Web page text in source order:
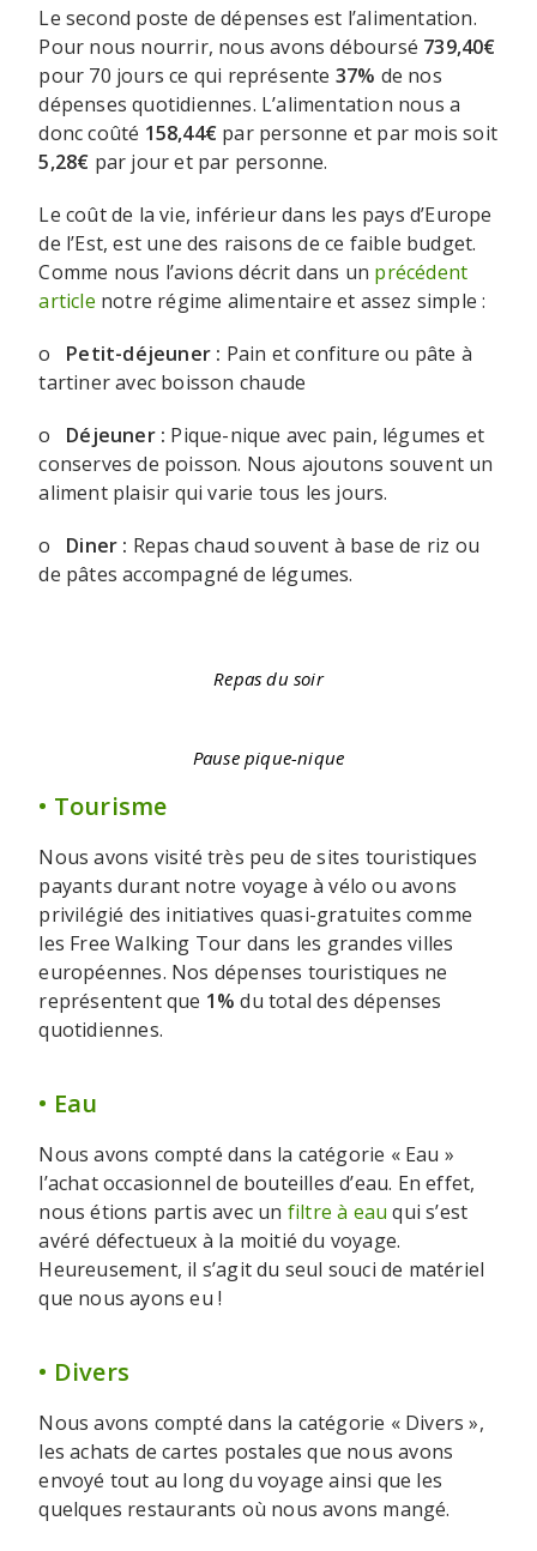
Le second poste de dépenses est l’alimentation.
Pour nous nourrir, nous avons déboursé 739,40€
pour 70 jours ce qui représente 37% de nos
dépenses quotidiennes. L’alimentation nous a
donc coûté 158,44€ par personne et par mois soit
5,28€ par jour et par personne.
Le coût de la vie, inférieur dans les pays d’Europe
de l’Est, est une des raisons de ce faible budget.
Comme nous l’avions décrit dans un précédent
article notre régime alimentaire et assez simple :
o Petit-déjeuner : Pain et confiture ou pâte à
tartiner avec boisson chaude
o Déjeuner : Pique-nique avec pain, légumes et
conserves de poisson. Nous ajoutons souvent un
aliment plaisir qui varie tous les jours.
o Diner : Repas chaud souvent à base de riz ou
de pâtes accompagné de légumes.
Repas du soir
Pause pique-nique
• Tourisme
Nous avons visité très peu de sites touristiques
payants durant notre voyage à vélo ou avons
privilégié des initiatives quasi-gratuites comme
les Free Walking Tour dans les grandes villes
européennes. Nos dépenses touristiques ne
représentent que 1% du total des dépenses
quotidiennes.
• Eau
Nous avons compté dans la catégorie « Eau »
l’achat occasionnel de bouteilles d’eau. En effet,
nous étions partis avec un filtre à eau qui s’est
avéré défectueux à la moitié du voyage.
Heureusement, il s’agit du seul souci de matériel
que nous ayons eu !
• Divers
Nous avons compté dans la catégorie « Divers »,
les achats de cartes postales que nous avons
envoyé tout au long du voyage ainsi que les
quelques restaurants où nous avons mangé.